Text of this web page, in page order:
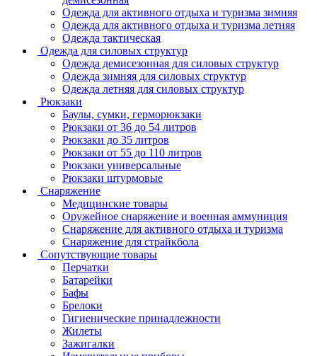
Одежда для активного отдыха и туризма зимняя
Одежда для активного отдыха и туризма летняя
Одежда тактическая
Одежда для силовых структур
Одежда демисезонная для силовых структур
Одежда зимняя для силовых структур
Одежда летняя для силовых структур
Рюкзаки
Баулы, сумки, герморюкзаки
Рюкзаки от 36 до 54 литров
Рюкзаки до 35 литров
Рюкзаки от 55 до 110 литров
Рюкзаки универсальные
Рюкзаки штурмовые
Снаряжение
Медицинские товары
Оружейное снаряжение и военная аммуниция
Снаряжение для активного отдыха и туризма
Снаряжение для страйкбола
Сопутствующие товары
Перчатки
Батарейки
Бафы
Брелоки
Гигиенические принадлежности
Жилеты
Зажигалки